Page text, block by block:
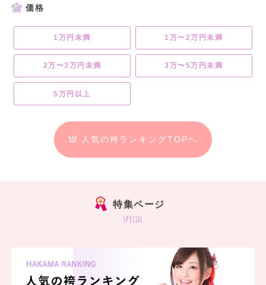
価格
1万円未満 1万〜2万円未満
2万〜3万円未満 3万〜5万円未満
5万円以上
人気の袴ランキングTOPへ
特集ページ
special